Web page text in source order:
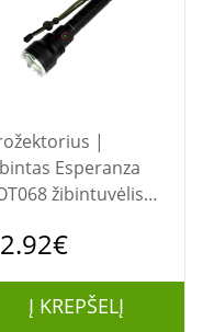
|
Esperanza
žibintuvėlis
žibintuvėlis
Į KREPŠELĮ